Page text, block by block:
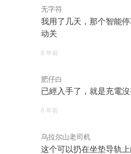
无字符
我用了几天，那个智能
动关
6 年前
肥仔白
已經入手了，就是充電
6 年前
乌拉尔山老司机
这个可以扔在坐垫导轨